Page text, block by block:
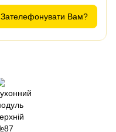
Зателефонувати Вам?